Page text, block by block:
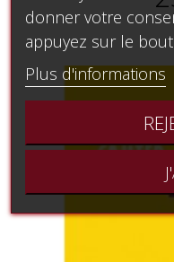
donner votre
appuyez sur le
Plus d'informations